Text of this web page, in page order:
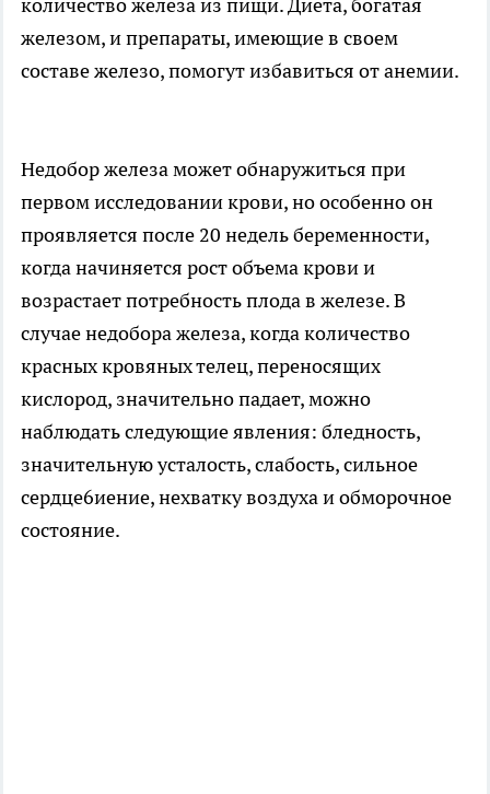
количество железа из пищи. Диета, богатая
железом, и препараты, имеющие в своем
составе железо, помогут избавиться от анемии.
Недобор железа может обнаружиться при
первом исследовании крови, но особенно он
проявляется после 20 недель беременности,
когда начиняется рост объема крови и
возрастает потребность плода в железе. В
случае недобора железа, когда количество
красных кровяных телец, переносящих
кислород, значительно падает, можно
наблюдать следующие явления: бледность,
значительную усталость, слабость, сильное
сердце6иение, нехватку воздуха и обморочное
состояние.